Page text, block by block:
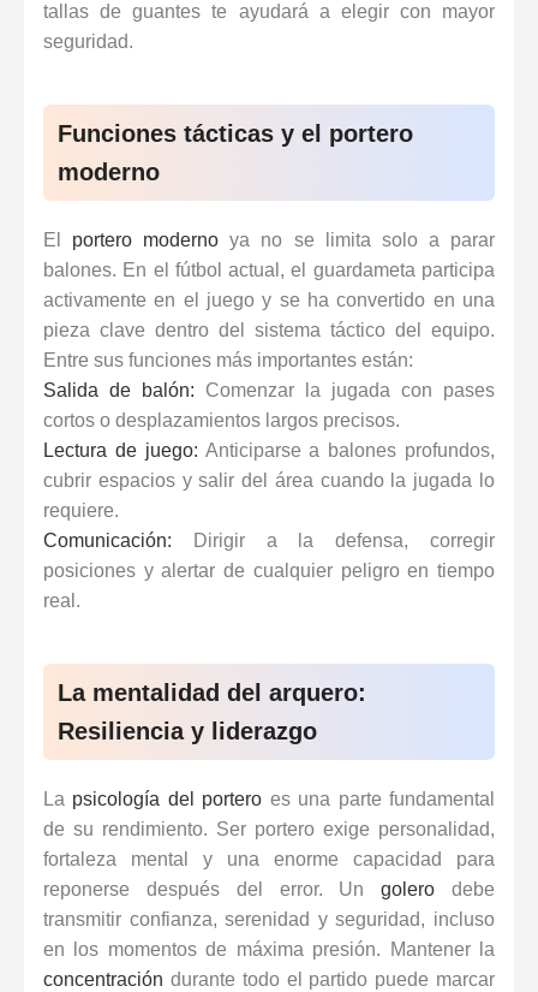
tallas de guantes te ayudará a elegir con mayor
seguridad.
Funciones tácticas y el portero
moderno
El portero moderno ya no se limita solo a parar
balones. En el fútbol actual, el guardameta participa
activamente en el juego y se ha convertido en una
pieza clave dentro del sistema táctico del equipo.
Entre sus funciones más importantes están:
Salida de balón: Comenzar la jugada con pases
cortos o desplazamientos largos precisos.
Lectura de juego: Anticiparse a balones profundos,
cubrir espacios y salir del área cuando la jugada lo
requiere.
Comunicación: Dirigir a la defensa, corregir
posiciones y alertar de cualquier peligro en tiempo
real.
La mentalidad del arquero:
Resiliencia y liderazgo
La psicología del portero es una parte fundamental
de su rendimiento. Ser portero exige personalidad,
fortaleza mental
y una enorme capacidad para
reponerse después del error. Ungolero debe
transmitir confianza, serenidad y seguridad, incluso
en los momentos de máxima presión. Mantener la
concentración durante todo el partido puede marcar